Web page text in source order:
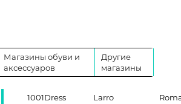
Магазины обуви и
аксессуаров
Другие
магазины
1001Dress
Larro